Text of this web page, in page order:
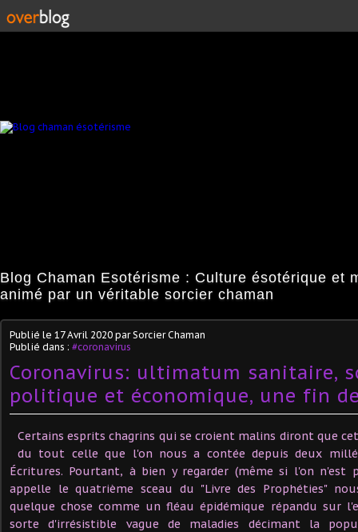
Blog Chaman Esotérisme : Culture ésotérique et
animé par un véritable sorcier chaman
Publié le 17 Avril 2020 par Sorcier Chaman
Publié dans : #coronavirus
Coronavirus: ultimatum sanitaire,
politique et économique, une fin
Certains esprits chagrins qui se croient malins diront que
du tout celle que l'on nous a contée depuis deux
Écritures. Pourtant, à bien y regarder (même si l'on n'est
appelle le quatrième sceau du "Livre des Prophéties"
quelque chose comme un fléau épidémique répandu sur
sorte d'irrésistible vague de maladies décimant la